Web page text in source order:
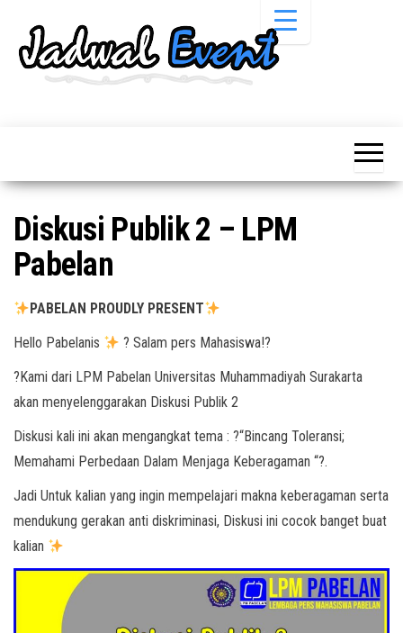
Pameran,
Acara &
Promo
Pameran,
Bazaar,
Workshop,
Diskusi Publik 2 – LPM
Pabelan
PABELAN PROUDLY PRESENT
Hello Pabelanis
? Salam pers Mahasiswa!?
?Kami dari LPM Pabelan Universitas Muhammadiyah Surakarta
akan menyelenggarakan Diskusi Publik 2
Diskusi kali ini akan mengangkat tema : ?“Bincang Toleransi;
Memahami Perbedaan Dalam Menjaga Keberagaman “?.
Jadi Untuk kalian yang ingin mempelajari makna keberagaman serta
mendukung gerakan anti diskriminasi, Diskusi ini cocok banget buat
kalian